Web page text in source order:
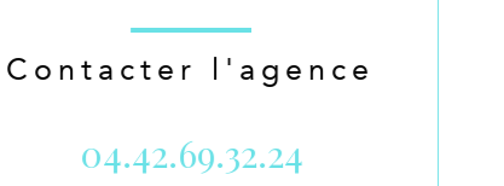
Contacter l'agence
04.42.69.32.24